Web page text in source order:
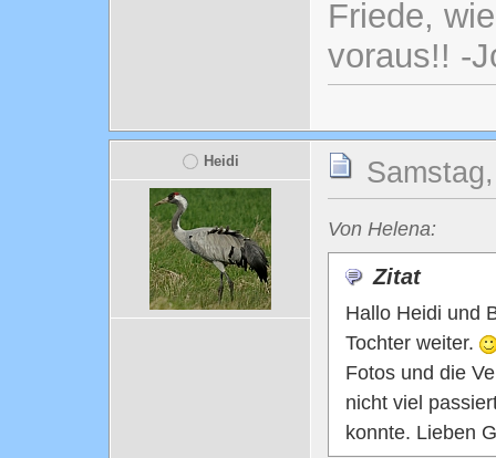
Friede,
voraus!! -
Heidi
Von Helena:
Zitat
Hallo Heidi und
Tochter weiter.
Fotos und die
nicht viel
konnte. Lieben